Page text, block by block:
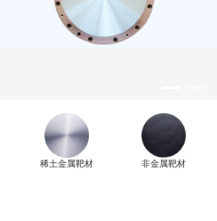
稀土金属靶材 非金属靶材